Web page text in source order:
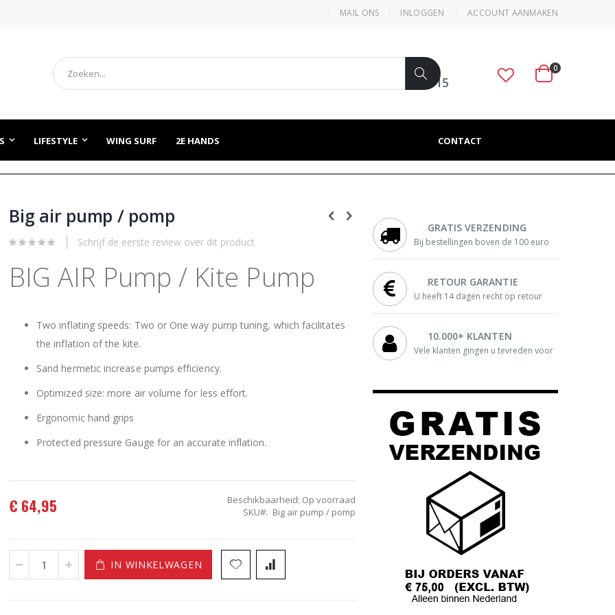
MAIL ONS INLOGGEN ACCOUNT AANMAKEN
Cart
0
Zoek
VRAGEN? BEL ONS
050 312 4715
LIFESTYLE WING SURF 2E HANDS CONTACT
Big air pump / pomp
Schrijf de eerste review over dit product
BIG AIR Pump / Kite Pump
Two inflating speeds: Two or One way pump tuning, which facilitates
the inflation of the kite.
Sand hermetic increase pumps efficiency.
Optimized size: more air volume for less effort.
Ergonomic hand grips
Protected pressure Gauge for an accurate inflation.
€ 64,95 Beschikbaarheid: Op voorraad
SKU
Big air pump / pomp
IN WINKELWAGEN
GRATIS VERZENDING
Bij bestellingen boven de 100 euro
RETOUR GARANTIE
U heeft 14 dagen recht op retour
10.000+ KLANTEN
Vele klanten gingen u tevreden voor